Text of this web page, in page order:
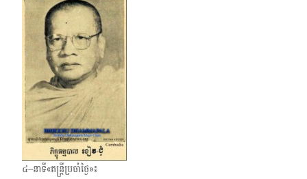
៤–នាទី«តន្ត្រីប្រចាំថ្ងៃ»៖